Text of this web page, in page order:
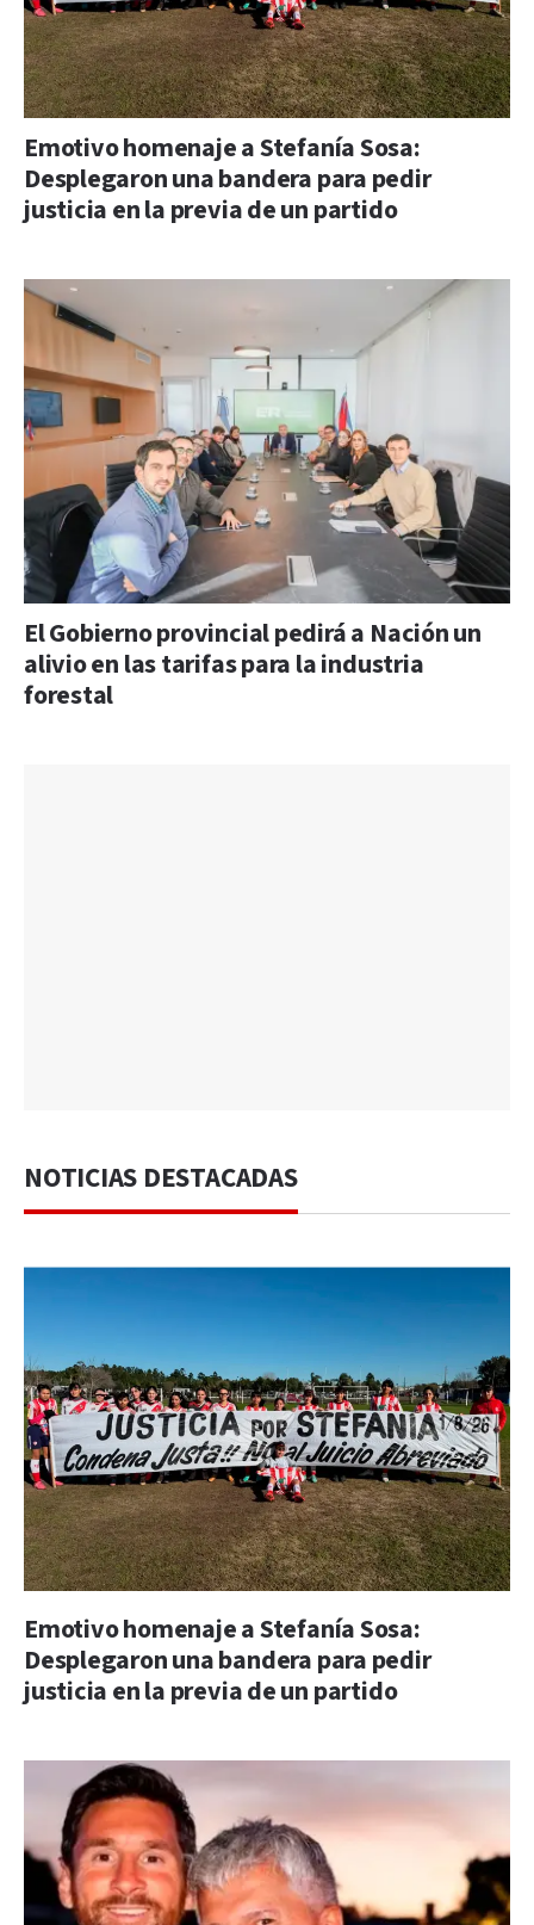
Emotivo homenaje a Stefanía Sosa:
Desplegaron una bandera para pedir
justicia en la previa de un partido
El Gobierno provincial pedirá a Nación un
alivio en las tarifas para la industria
forestal
NOTICIAS DESTACADAS
Emotivo homenaje a Stefanía Sosa:
Desplegaron una bandera para pedir
justicia en la previa de un partido